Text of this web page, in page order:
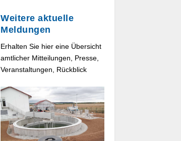
Weitere aktuelle
Meldungen
Erhalten Sie hier eine Übersicht
amtlicher Mitteilungen, Presse,
Veranstaltungen, Rückblick